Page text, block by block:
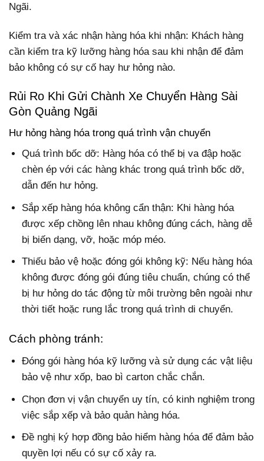
Ngãi.
Kiểm tra và xác nhận hàng hóa khi nhận: Khách hàng
cần kiểm tra kỹ lưỡng hàng hóa sau khi nhận để đảm
bảo không có sự cố hay hư hỏng nào.
Rủi Ro Khi Gửi Chành Xe Chuyển Hàng Sài
Gòn Quảng Ngãi
Hư hỏng hàng hóa trong quá trình vận chuyển
Quá trình bốc dỡ: Hàng hóa có thể bị va đập hoặc
chèn ép với các hàng khác trong quá trình bốc dỡ,
dẫn đến hư hỏng.
Sắp xếp hàng hóa không cẩn thận: Khi hàng hóa
được xếp chồng lên nhau không đúng cách, hàng dễ
bị biến dạng, vỡ, hoặc móp méo.
Thiếu bảo vệ hoặc đóng gói không kỹ: Nếu hàng hóa
không được đóng gói đúng tiêu chuẩn, chúng có thể
bị hư hỏng do tác động từ môi trường bên ngoài như
thời tiết hoặc rung lắc trong quá trình di chuyển.
Cách phòng tránh:
Đóng gói hàng hóa kỹ lưỡng và sử dụng các vật liệu
bảo vệ như xốp, bao bì carton chắc chắn.
Chọn đơn vị vận chuyển uy tín, có kinh nghiệm trong
việc sắp xếp và bảo quản hàng hóa.
Đề nghị ký hợp đồng bảo hiểm hàng hóa để đảm bảo
quyền lợi nếu có sự cố xảy ra.